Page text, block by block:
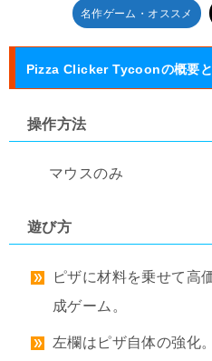
タグ:名作ゲーム・オススメ
Pizza Clicker Tycoonの概要
操作方法
マウスのみ
遊び方
ピザに材料を乗せて高
成ゲーム。
左欄はピザ自体の強化